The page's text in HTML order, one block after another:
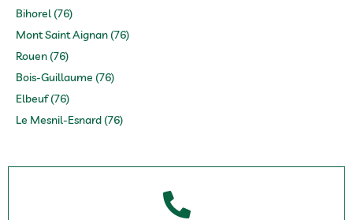
Bihorel (76)
Mont Saint Aignan (76)
Rouen (76)
Bois-Guillaume (76)
Elbeuf (76)
Le Mesnil-Esnard (76)